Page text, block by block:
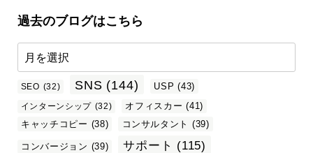
過去のブログはこちら
SEO (32) SNS (144) USP (43)
インターンシップ (32) オフィスカー (41)
キャッチコピー (38) コンサルタント (39)
コンバージョン (39) サポート (115)